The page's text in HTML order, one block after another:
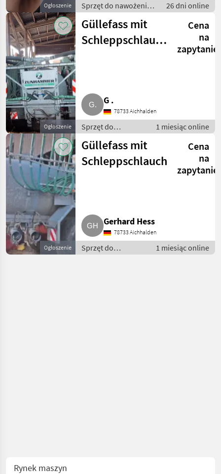
Ogłoszenie
Sprzęt do nawożenia i
nawadniania / Wąż -
do gnojowicy
26 dni online
Ogłoszenie
Güllefass mit
Schleppschlauch
Cena
na
zapytanie
G .
78733 Aichhalden
Sprzęt do
nawożenia i
nawadniania / Wąż
- do gnojowicy
1 miesiąc online
Ogłoszenie
Güllefass mit
Schleppschlauch
Cena
na
zapytanie
Gerhard Hess
78733 Aichhalden
Sprzęt do
nawożenia i
1 miesiąc online
Rynek maszyn